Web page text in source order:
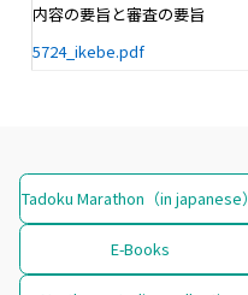
内容の要旨と審査の要旨
5724_ikebe.pdf
Tadoku Marathon（in japanese）
E-Books